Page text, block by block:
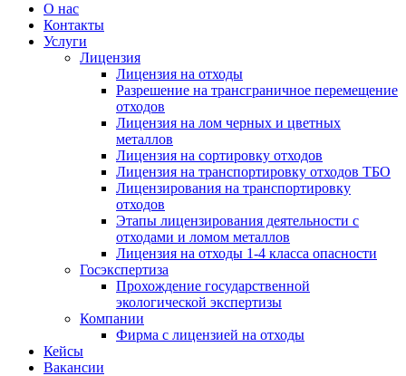
О нас
Контакты
Услуги
Лицензия
Лицензия на отходы
Разрешение на трансграничное перемещение
отходов
Лицензия на лом черных и цветных
металлов
Лицензия на сортировку отходов
Лицензия на транспортировку отходов ТБО
Лицензирования на транспортировку
отходов
Этапы лицензирования деятельности с
отходами и ломом металлов
Лицензия на отходы 1-4 класса опасности
Госэкспертиза
Прохождение государственной
экологической экспертизы
Компании
Фирма с лицензией на отходы
Кейсы
Вакансии